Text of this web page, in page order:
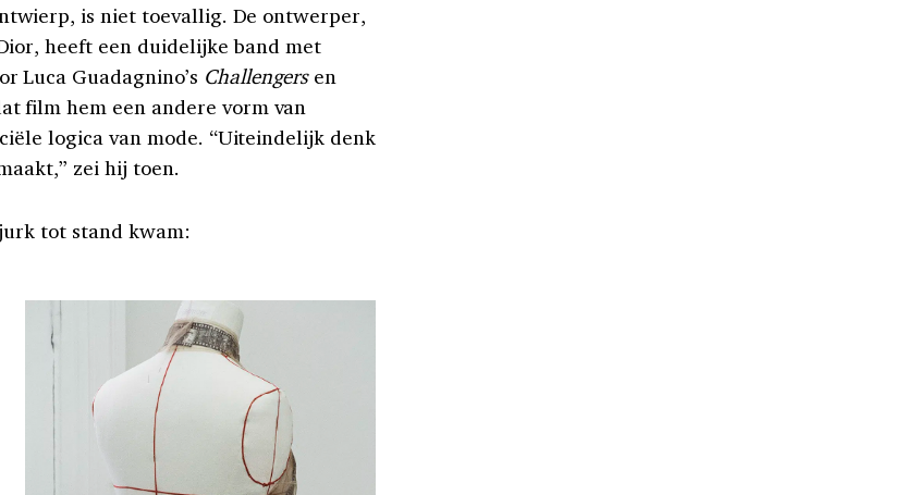
is niet toevallig. De ontwerper,
heeft een duidelijke band met
Luca Guadagnino’s Challengersen
film hem een andere vorm van
logica van mode. “Uiteindelijk denk
zei hij toen.
tot stand kwam: